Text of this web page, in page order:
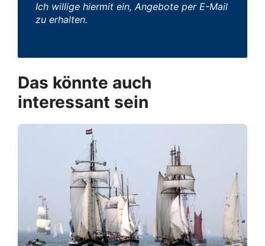
Ich willige hiermit ein, Angebote per E-Mail
zu erhalten.
Das könnte auch
interessant sein